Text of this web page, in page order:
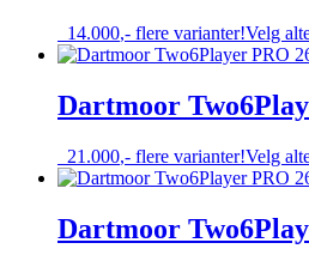
14.000,- flere varianter!Velg
Dartmoor
21.000,- flere varianter!Velg
Dartmoor